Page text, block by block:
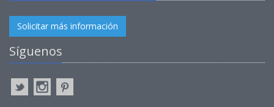
Solicitar más información
Síguenos